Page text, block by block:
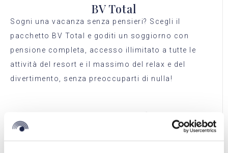
BV Total
Sogni una vacanza senza pensieri? Scegli il
pacchetto BV Total e goditi un soggiorno con
pensione completa, accesso illimitato a tutte le
attività del resort e il massimo del relax e del
divertimento, senza preoccuparti di nulla!
Promo Singola
Viaggi da solo? Abbiamo pensato anche a te! La
nostra Promo Singola propone tariffe speciali per